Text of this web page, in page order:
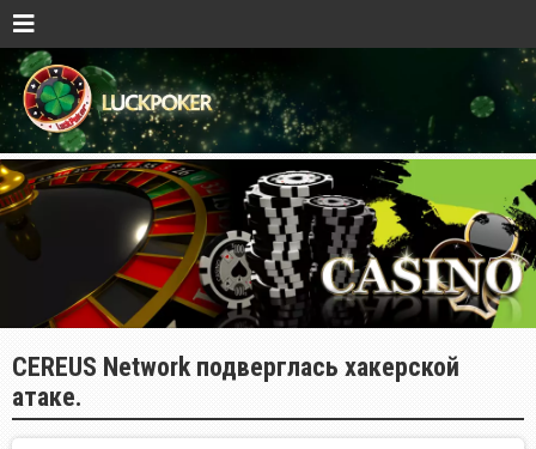
CEREUS Network подверглась хакерской
атаке.